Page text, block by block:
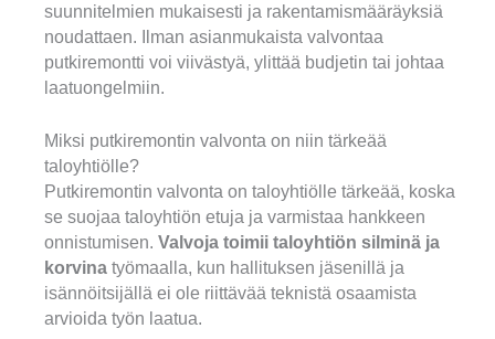
suunnitelmien mukaisesti ja rakentamismääräyksiä
noudattaen. Ilman asianmukaista valvontaa
putkiremontti voi viivästyä, ylittää budjetin tai johtaa
laatuongelmiin.
Miksi putkiremontin valvonta on niin tärkeää
taloyhtiölle?
Putkiremontin valvonta on taloyhtiölle tärkeää, koska
se suojaa taloyhtiön etuja ja varmistaa hankkeen
onnistumisen. Valvoja toimii taloyhtiön silminä ja
korvina työmaalla, kun hallituksen jäsenillä ja
isännöitsijällä ei ole riittävää teknistä osaamista
arvioida työn laatua.